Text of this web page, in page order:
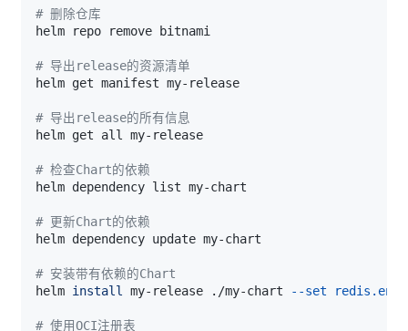
# 删除仓库
# 导出release的资源清单
# 导出release的所有信息
# 检查Chart的依赖
# 更新Chart的依赖
# 安装带有依赖的Chart
helm install my-release ./my-chart --set
# 使用OCI注册表